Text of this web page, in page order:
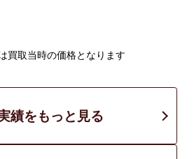
買取当時の価格となります
績をもっと見る